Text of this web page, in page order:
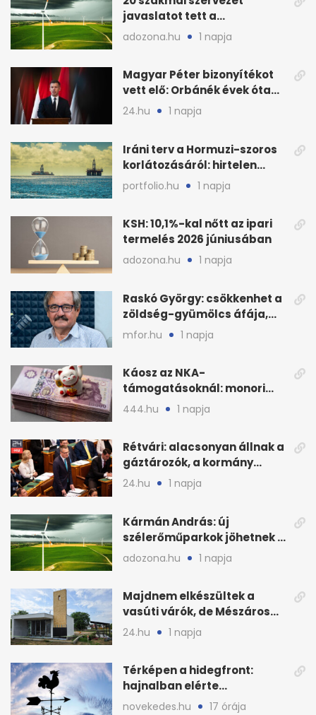
javaslatot tett a
fenntartható szélenergia-
adozona.hu 1 napja
Magyar Péter bizonyítékot
vett elő: Orbánék évek óta
tudtak az energiarendszer
összeomlásáról
24.hu 1 napja
Iráni terv a Hormuzi-szoros
korlátozásáról: hirtelen
megugrott az olajár
portfolio.hu 1 napja
KSH: 10,1%-kal nőtt az ipari
termelés 2026 júniusában
adozona.hu 1 napja
Raskó György: csökkenhet a
zöldség-gyümölcs áfája,
bajban a kukorica
mfor.hu 1 napja
Káosz az NKA-
támogatásoknál: monori
civilek elszámolásai és
444.hu 1 napja
Rétvári: alacsonyan állnak a
gáztározók, a kormány
válságról válságra jut
24.hu 1 napja
Kármán András: új
szélerőműparkok jöhetnek a
kormányülés döntése
adozona.hu 1 napja
Majdnem elkészültek a
vasúti várók, de Mészáros
bizalmasa leromboltatja
24.hu 1 napja
Térképen a hidegfront:
hajnalban elérte
Magyarország határát
novekedes.hu 17 órája